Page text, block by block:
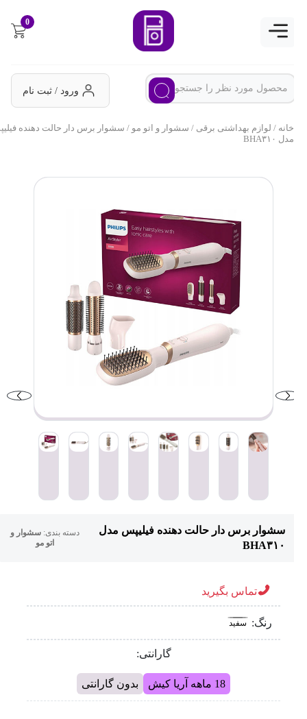
ورود / ثبت نام
خانه/لوازم بهداشتی برقی /سشوار و اتو مو/ سشوار برس دار حالت دهنده فیلیپس
مدل BHA۳۱۰
سشوار برس دار حالت دهنده فیلیپس مدل
BHA۳۱۰
دسته بندی:سشوار و
اتو مو
تماس بگیرید
رنگ: سفید
گارانتی:
بدون گارانتی